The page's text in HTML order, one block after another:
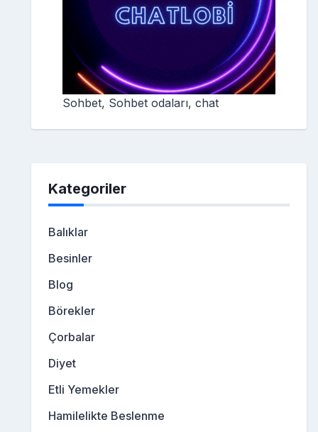
Sohbet, Sohbet odaları, chat
Kategoriler
Balıklar
Besinler
Blog
Börekler
Çorbalar
Diyet
Etli Yemekler
Hamilelikte Beslenme